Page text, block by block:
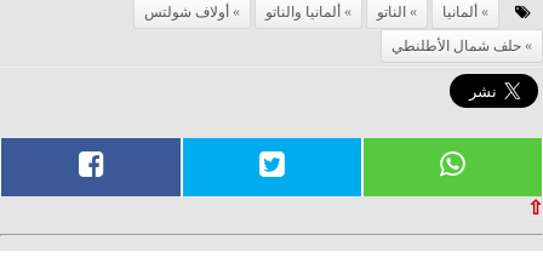
ألمانيا الناتو ألمانيا والناتو
أولاف شولتس
حلف شمال الأطلنطي
⇧